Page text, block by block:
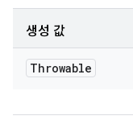
생성 값
Throwable